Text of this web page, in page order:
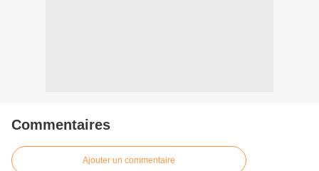
Commentaires
Ajouter un commentaire